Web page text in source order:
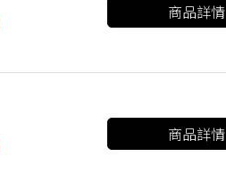
商品詳情
商品詳情